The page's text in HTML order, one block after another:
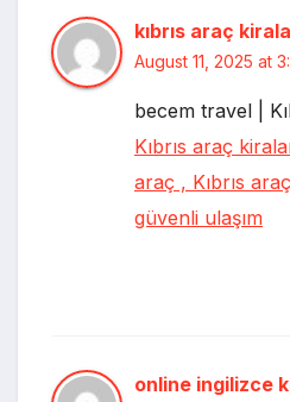
kıbrıs araç
August 11, 2025 at
becem travel |
Kıbrıs araç
araç , Kıbrıs
güvenli ulaşım
online ingilizce